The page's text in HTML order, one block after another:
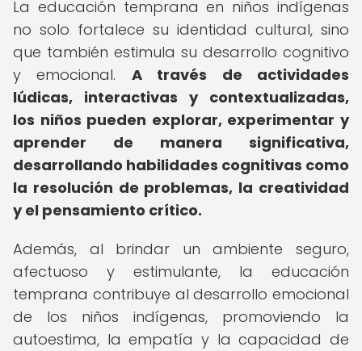
La educación temprana en niños indígenas
no solo fortalece su identidad cultural, sino
que también estimula su desarrollo cognitivo
y emocional. A través de actividades
lúdicas, interactivas y contextualizadas,
los niños pueden explorar, experimentar y
aprender de manera significativa,
desarrollando habilidades cognitivas como
la resolución de problemas, la creatividad
y el pensamiento crítico.
Además, al brindar un ambiente seguro,
afectuoso y estimulante, la educación
temprana contribuye al desarrollo emocional
de los niños indígenas, promoviendo la
autoestima, la empatía y la capacidad de